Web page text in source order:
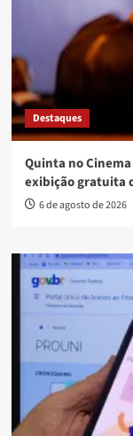
Destaques
Quinta no
exibição gratuita
6 de agosto de 2026